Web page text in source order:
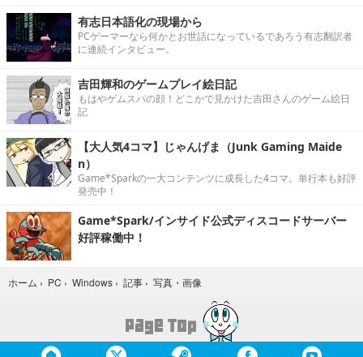
有志日本語化の現場から
PCゲーマーなら何かとお世話になっているであろう有志翻訳者
に連続インタビュー。
吉田輝和のゲームプレイ絵日記
もはやゲムスパの顔！どこかで見かけた吉田さんのゲーム絵日
記
【大人気4コマ】じゃんげま（Junk Gaming Maide
n）
Game*Sparkの一大コンテンツに成長した4コマ。単行本も好評
発売中！
Game*Spark/インサイド公式ディスコードサーバー
好評稼働中！
ホーム › PC › Windows › 記事 › 写真・画像